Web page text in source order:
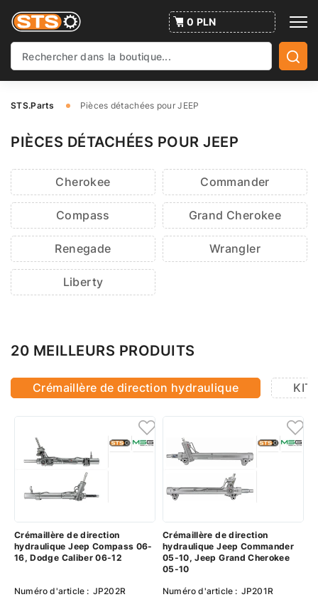
0 PLN
STS.Parts Pièces détachées pour JEEP
PIÈCES DÉTACHÉES POUR JEEP
Cherokee Commander
Compass Grand Cherokee
Renegade Wrangler
Liberty
20 MEILLEURS PRODUITS
Crémaillère de direction hydraulique KIT
Crémaillère de direction
hydraulique Jeep Compass 06-
16, Dodge Caliber 06-12
Numéro d'article : JP202R
Crémaillère de direction
hydraulique Jeep Commander
05-10, Jeep Grand Cherokee
05-10
Numéro d'article : JP201R